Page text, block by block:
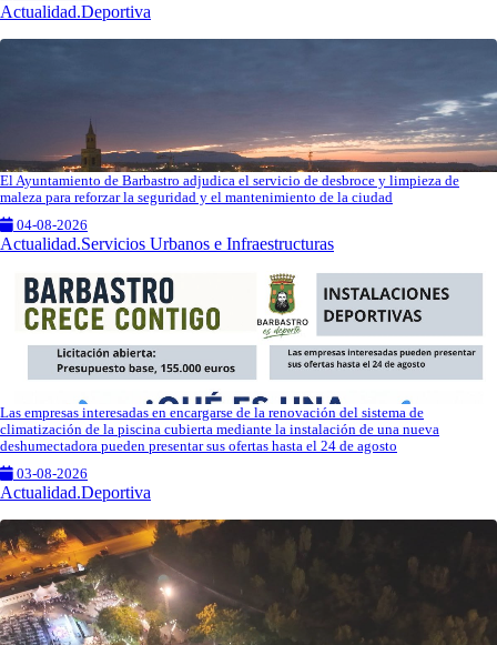
Actualidad.Deportiva
El Ayuntamiento de Barbastro adjudica el servicio de desbroce y limpieza de
maleza para reforzar la seguridad y el mantenimiento de la ciudad
04-08-2026
Actualidad.Servicios Urbanos e Infraestructuras
Las empresas interesadas en encargarse de la renovación del sistema de
climatización de la piscina cubierta mediante la instalación de una nueva
deshumectadora pueden presentar sus ofertas hasta el 24 de agosto
03-08-2026
Actualidad.Deportiva